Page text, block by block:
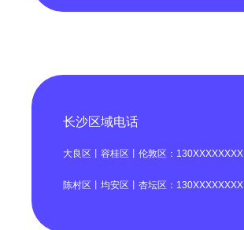
长沙区域电话
大良区丨容桂区丨伦敦区：130XXXXXXXX
陈村区丨均安区丨杏坛区：130XXXXXXXX